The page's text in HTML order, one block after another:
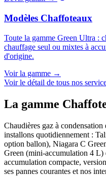
Modèles Chaffoteaux
Toute la gamme Green Ultra :
chauffage seul ou mixtes à
d'origine.
Voir la gamme →
Voir le détail de tous nos
La gamme
Chaudières gaz à
installons quotidiennement :
option ballon), Niagara C
Green (mini-accumulation 4
accumulation compacte,
ses pannes courantes et nos